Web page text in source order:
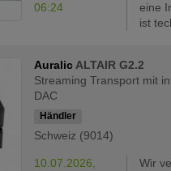
06:24
eine
ist
AuralicALTAIR G2.2
Streaming Transport mit
DAC
Händler
Schweiz (9014)
10.07.2026,
Wir